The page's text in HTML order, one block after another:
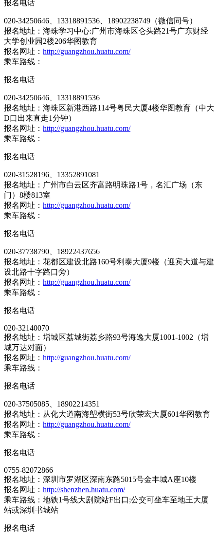
报名电话
020-34250646、13318891536、18902238749（微信同号）
报名地址：海珠学习中心:广州市海珠区仑头路21号广东财经
大学创业园2楼206华图教育
报名网址： http://guangzhou.huatu.com/
乘车路线：
报名电话
020-34250646、13318891536
报名地址：海珠区新港西路114号粤民大厦4楼华图教育（中大
D口出来直走1分钟）
报名网址： http://guangzhou.huatu.com/
乘车路线：
报名电话
020-31528196、13352891081
报名地址：广州市白云区齐富路明珠路1号，名汇广场（东
门）8楼813室
报名网址： http://guangzhou.huatu.com/
乘车路线：
报名电话
020-37738790、18922437656
报名地址：花都区建设北路160号利泰大厦9楼（迎宾大道与建
设北路十字路口旁）
报名网址： http://guangzhou.huatu.com/
乘车路线：
报名电话
020-32140070
报名地址：增城区荔城街荔乡路93号海逸大厦1001-1002（增
城万达对面）
报名网址： http://guangzhou.huatu.com/
乘车路线：
报名电话
020-37505085、18902214351
报名地址：从化大道南海塱横街53号欣荣宏大厦601华图教育
报名网址： http://guangzhou.huatu.com/
乘车路线：
报名电话
0755-82072866
报名地址：深圳市罗湖区深南东路5015号金丰城A座10楼
报名网址： http://shenzhen.huatu.com/
乘车路线：地铁1号线大剧院站F出口;公交可坐车至地王大厦
站或深圳书城站
报名电话